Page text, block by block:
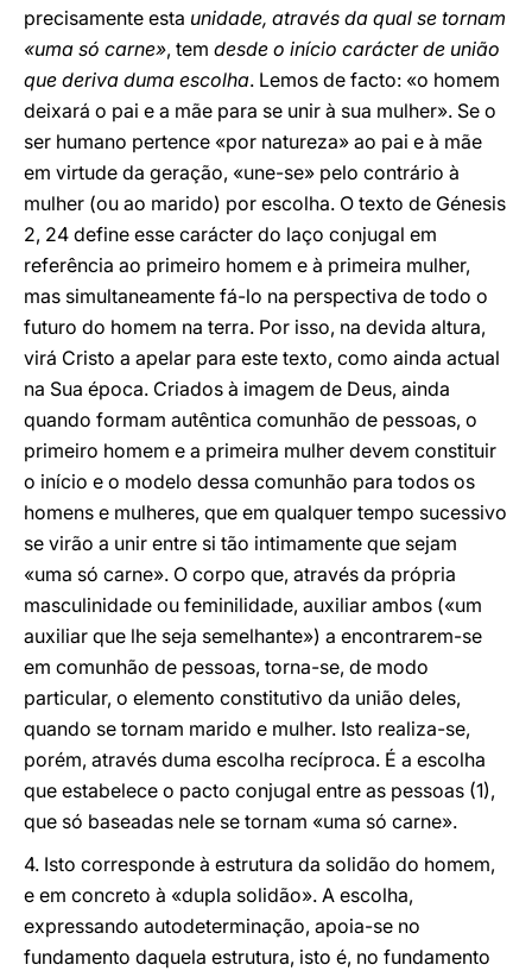
precisamente esta unidade, através da qual se tornam
«uma só carne», tem desde o início carácter de união
que deriva duma escolha. Lemos de facto: «o homem
deixará o pai e a mãe para se unir à sua mulher». Se o
ser humano pertence «por natureza» ao pai e à mãe
em virtude da geração, «une-se» pelo contrário à
mulher (ou ao marido) por escolha. O texto de Génesis
2, 24 define esse carácter do laço conjugal em
referência ao primeiro homem e à primeira mulher,
mas simultaneamente fá-lo na perspectiva de todo o
futuro do homem na terra. Por isso, na devida altura,
virá Cristo a apelar para este texto, como ainda actual
na Sua época. Criados à imagem de Deus, ainda
quando formam autêntica comunhão de pessoas, o
primeiro homem e a primeira mulher devem constituir
o início e o modelo dessa comunhão para todos os
homens e mulheres, que em qualquer tempo sucessivo
se virão a unir entre si tão intimamente que sejam
«uma só carne». O corpo que, através da própria
masculinidade ou feminilidade, auxiliar ambos («um
auxiliar que lhe seja semelhante») a encontrarem-se
em comunhão de pessoas, torna-se, de modo
particular, o elemento constitutivo da união deles,
quando se tornam marido e mulher. Isto realiza-se,
porém, através duma escolha recíproca. É a escolha
que estabelece o pacto conjugal entre as pessoas (1),
que só baseadas nele se tornam «uma só carne».
4. Isto corresponde à estrutura da solidão do homem,
e em concreto à «dupla solidão». A escolha,
expressando autodeterminação, apoia-se no
fundamento daquela estrutura, isto é, no fundamento